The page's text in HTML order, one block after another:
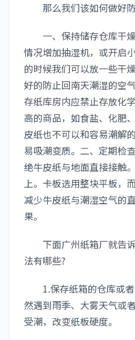
那么我们该如何做好防
一、保持储存仓库干
情况增加抽湿机，或开启
的时候我们可以放一些干
好的防止回南天潮湿的空
存纸库房内应禁止存放化
高的商品，如食盐、化肥
皮纸也不可以和容易潮解
易吸潮变质。二、定期检
绝牛皮纸与地面直接接触
上。卡板选用整块平板，
减少牛皮纸与潮湿空气的
果。
下面广州纸箱厂就告
法有哪些?
1.保存纸箱的仓库或者
然遇到雨季、大雾天气或
受潮，改变纸板硬度。